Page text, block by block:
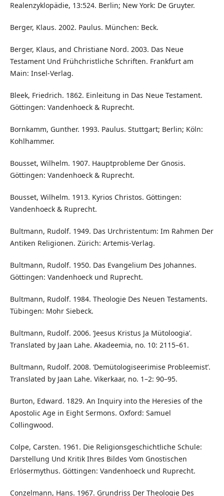
Realenzyklopädie, 13:524. Berlin; New York: De Gruyter.
Berger, Klaus. 2002. Paulus. München: Beck.
Berger, Klaus, and Christiane Nord. 2003. Das Neue
Testament Und Frühchristliche Schriften. Frankfurt am
Main: Insel-Verlag.
Bleek, Friedrich. 1862. Einleitung in Das Neue Testament.
Göttingen: Vandenhoeck & Ruprecht.
Bornkamm, Gunther. 1993. Paulus. Stuttgart; Berlin; Köln:
Kohlhammer.
Bousset, Wilhelm. 1907. Hauptprobleme Der Gnosis.
Göttingen: Vandenhoeck & Ruprecht.
Bousset, Wilhelm. 1913. Kyrios Christos. Göttingen:
Vandenhoeck & Ruprecht.
Bultmann, Rudolf. 1949. Das Urchristentum: Im Rahmen Der
Antiken Religionen. Zürich: Artemis-Verlag.
Bultmann, Rudolf. 1950. Das Evangelium Des Johannes.
Göttingen: Vandenhoeck und Ruprecht.
Bultmann, Rudolf. 1984. Theologie Des Neuen Testaments.
Tübingen: Mohr Siebeck.
Bultmann, Rudolf. 2006. ‘Jeesus Kristus Ja Mütoloogia’.
Translated by Jaan Lahe. Akadeemia, no. 10: 2115–61.
Bultmann, Rudolf. 2008. ‘Demütologiseerimise Probleemist’.
Translated by Jaan Lahe. Vikerkaar, no. 1–2: 90–95.
Burton, Edward. 1829. An Inquiry into the Heresies of the
Apostolic Age in Eight Sermons. Oxford: Samuel
Collingwood.
Colpe, Carsten. 1961. Die Religionsgeschichtliche Schule:
Darstellung Und Kritik Ihres Bildes Vom Gnostischen
Erlösermythus. Göttingen: Vandenhoeck und Ruprecht.
Conzelmann, Hans. 1967. Grundriss Der Theologie Des